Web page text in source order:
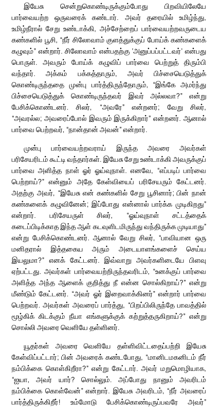
இயேசு சென்றுகொண்டிருக்கும்போது பிறவியிலேயே
பார்வையற்ற ஒருவரைக் கண்டார். அவர் தரையில் உமிழ்ந்து,
உமிழ்நீரால் சேறு உண்டாக்கி, அச்சேற்றைப் பார்வையற்றவருடைய
கண்களில் பூசி, “நீர் சிலோவாம் குளத்துக்குப் போய்க் கண்களைக்
கழுவும்” என்றார். சிலோவாம் என்பதற்கு ‘அனுப்பப்பட்டவர்’ என்பது
பொருள். அவரும் போய்க் கழுவிப் பார்வை பெற்றுத் திரும்பி
வந்தார். அக்கம் பக்கத்தாரும், அவர் பிச்சையெடுத்துக்
கொண்டிருந்ததை முன்பு பார்த்திருந்தோரும், “இங்கே அமர்ந்து
பிச்சையெடுத்துக் கொண்டிருந்தவர் இவர் அல்லவா?” என்று
பேசிக்கொண்டனர். சிலர், “அவரே” என்றனர்; வேறு சிலர்,
“அவரல்ல; அவரைப்போல் இவரும் இருக்கிறார்” என்றனர். ஆனால்
பார்வை பெற்றவர், “நான்தான் அவன்” என்றார்.
முன்பு பார்வையற்றவராய் இருந்த அவரை அவர்கள்
பரிசேயரிடம் கூட்டி வந்தார்கள். இயேசு சேறு உண்டாக்கி அவருக்குப்
பார்வை அளித்த நாள் ஓர் ஓய்வுநாள். எனவே, “எப்படிப் பார்வை
பெற்றாய்?” என்னும் அதே கேள்வியைப் பரிசேயரும் கேட்டனர்.
அதற்கு அவர், “இயேசு என் கண்களில் சேறு பூசினார்; பின் நான்
கண்களைக் கழுவினேன்; இப்போது என்னால் பார்க்க முடிகிறது”
என்றார். பரிசேயருள் சிலர், “ஓய்வுநாள் சட்டத்தைக்
கடைப்பிடிக்காத இந்த ஆள் கடவுளிடமிருந்து வந்திருக்க முடியாது”
என்று பேசிக்கொண்டனர். ஆனால் வேறு சிலர், “பாவியான ஒரு
மனிதரால் இத்தகைய அரும் அடையாளங்களைச் செய்ய
இயலுமா?” எனக் கேட்டனர். இவ்வாறு அவர்களிடையே பிளவு
ஏற்பட்டது. அவர்கள் பார்வையற்றிருந்தவரிடம், “உனக்குப் பார்வை
அளித்த அந்த ஆளைக் குறித்து நீ என்ன சொல்கிறாய்?” என்று
மீண்டும் கேட்டனர். “அவர் ஓர் இறைவாக்கினர்” என்றார் பார்வை
பெற்றவர். அவர்கள் அவரைப் பார்த்து, “பிறப்பிலிருந்தே பாவத்தில்
மூழ்கிக் கிடக்கும் நீயா எங்களுக்குக் கற்றுத்தருகிறாய்?” என்று
சொல்லி அவரை வெளியே தள்ளினர்.
யூதர்கள் அவரை வெளியே தள்ளிவிட்டதைப்பற்றி இயேசு
கேள்விப்பட்டார்; பின் அவரைக் கண்டபோது, “மானிடமகனிடம் நீர்
நம்பிக்கை கொள்கிறீரா?” என்று கேட்டார். அவர் மறுமொழியாக,
“ஐயா, அவர் யார்? சொல்லும். அப்போது நானும் அவரிடம்
நம்பிக்கை கொள்வேன்” என்றார். இயேசு அவரிடம், “நீர் அவரைப்
பார்த்திருக்கிறீர்! உம்மோடு பேசிக்கொண்டிருப்பவரே அவர்”